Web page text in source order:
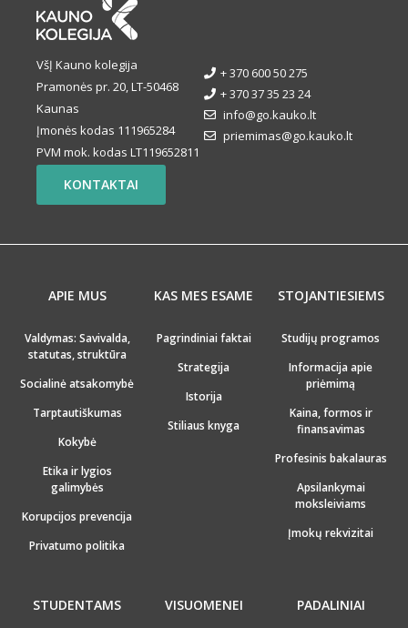
VšĮ Kauno kolegija
Pramonės pr. 20, LT-50468
Kaunas
Įmonės kodas 111965284
PVM mok. kodas LT119652811
+ 370 600 50 275
+ 370 37 35 23 24
info@go.kauko.lt
priemimas@go.kauko.lt
KONTAKTAI
APIE MUS
Valdymas: Savivalda,
statutas, struktūra
Socialinė atsakomybė
Tarptautiškumas
Kokybė
Etika ir lygios
galimybės
Korupcijos prevencija
Privatumo politika
KAS MES ESAME
Pagrindiniai faktai
Strategija
Istorija
Stiliaus knyga
STOJANTIESIEMS
Studijų programos
Informacija apie
priėmimą
Kaina, formos ir
finansavimas
Profesinis bakalauras
Apsilankymai
moksleiviams
Įmokų rekvizitai
STUDENTAMS VISUOMENEI PADALINIAI